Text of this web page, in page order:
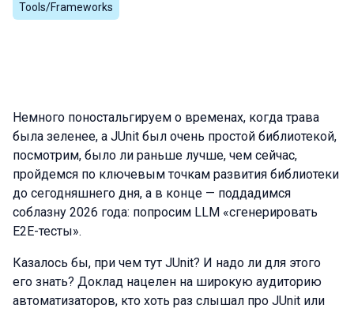
Tools/Frameworks
Немного поностальгируем о временах, когда трава
была зеленее, а JUnit был очень простой библиотекой,
посмотрим, было ли раньше лучше, чем сейчас,
пройдемся по ключевым точкам развития библиотеки
до сегодняшнего дня, а в конце — поддадимся
соблазну 2026 года: попросим LLM «сгенерировать
E2E-тесты».
Казалось бы, при чем тут JUnit? И надо ли для этого
его знать? Доклад нацелен на широкую аудиторию
автоматизаторов, кто хоть раз слышал про JUnit или